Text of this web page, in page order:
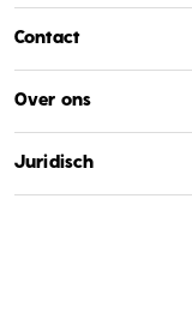
Contact
Over ons
Juridisch